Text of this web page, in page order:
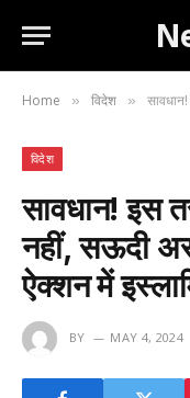
Home » विदेश » सावधान!
विदेश
सावधान! इस
नहीं, सऊदी
ऐक्शन में
BY MAY 4, 2024